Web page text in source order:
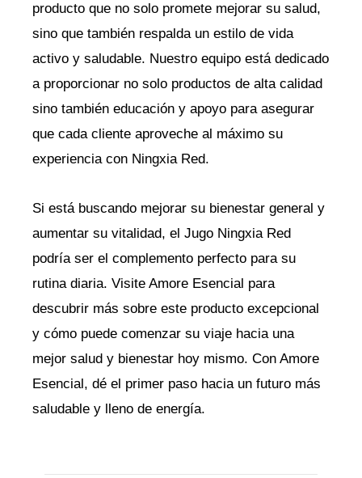
producto que no solo promete mejorar su salud,
sino que también respalda un estilo de vida
activo y saludable. Nuestro equipo está dedicado
a proporcionar no solo productos de alta calidad
sino también educación y apoyo para asegurar
que cada cliente aproveche al máximo su
experiencia con Ningxia Red.
Si está buscando mejorar su bienestar general y
aumentar su vitalidad, el Jugo Ningxia Red
podría ser el complemento perfecto para su
rutina diaria. Visite Amore Esencial para
descubrir más sobre este producto excepcional
y cómo puede comenzar su viaje hacia una
mejor salud y bienestar hoy mismo. Con Amore
Esencial, dé el primer paso hacia un futuro más
saludable y lleno de energía.